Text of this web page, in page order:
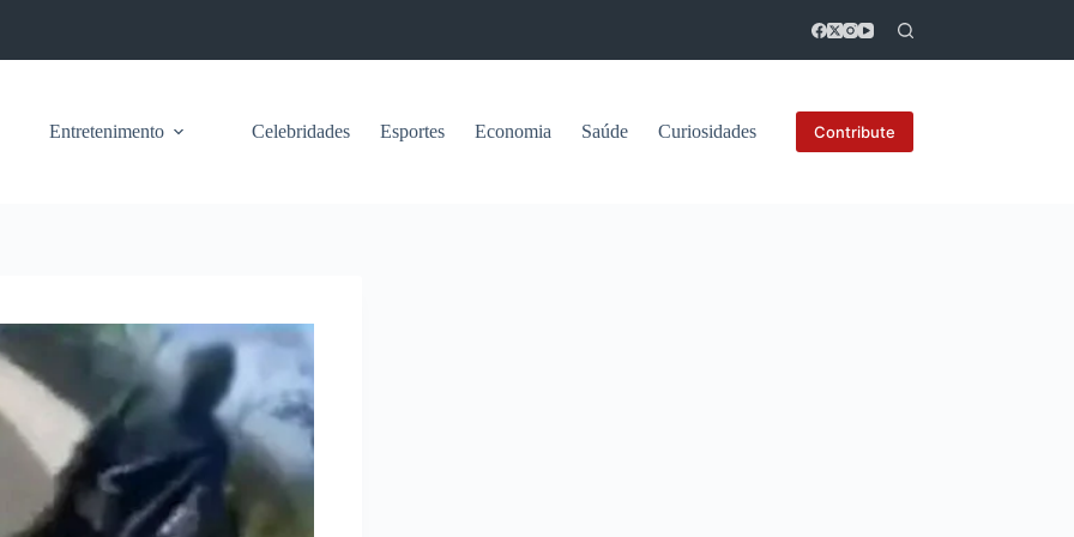
Entretenimento Celebridades Esportes Economia Saúde Curiosidades Contribute